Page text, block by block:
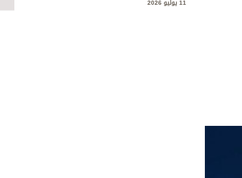
11 يوليو 2026